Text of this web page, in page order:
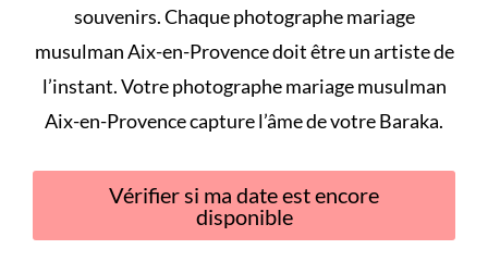
souvenirs. Chaque photographe mariage
musulman Aix-en-Provence doit être un artiste de
l’instant. Votre photographe mariage musulman
Aix-en-Provence capture l’âme de votre Baraka.
Vérifier si ma date est encore
disponible